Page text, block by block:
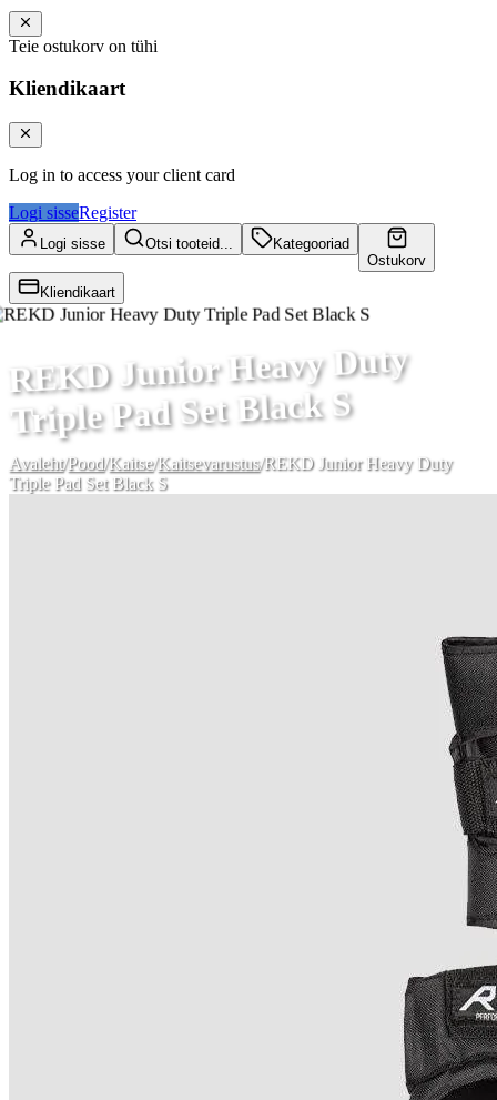
Teie ostukorv on tühi
Kliendikaart
Log in to access your client card
Logi sisseRegister
Logi sisse Otsi tooteid...
Kategooriad
Ostukorv
Kliendikaart
REKD Junior Heavy Duty
Triple Pad Set Black S
Avaleht/Pood/Kaitse/Kaitsevarustus/REKD Junior Heavy Duty
Triple Pad Set Black S